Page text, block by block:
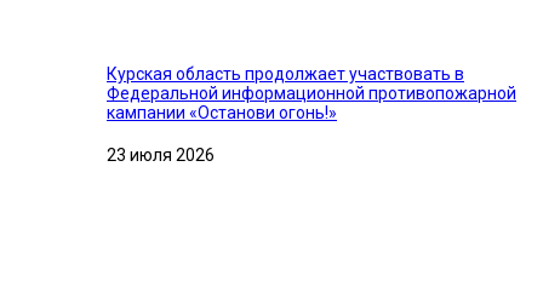
Курская область продолжает участвовать в
Федеральной информационной противопожарной
кампании «Останови огонь!»
23 июля 2026